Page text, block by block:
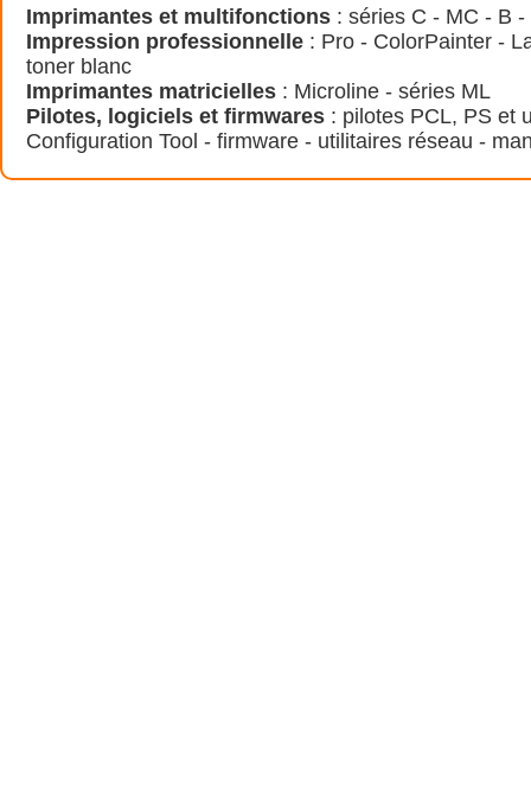
Imprimantes et multifonctions : séries C - MC - B
Impression professionnelle : Pro - ColorPainter -
toner blanc
Imprimantes matricielles : Microline - séries ML
Pilotes, logiciels et firmwares : pilotes PCL, PS et
Configuration Tool - firmware - utilitaires réseau -